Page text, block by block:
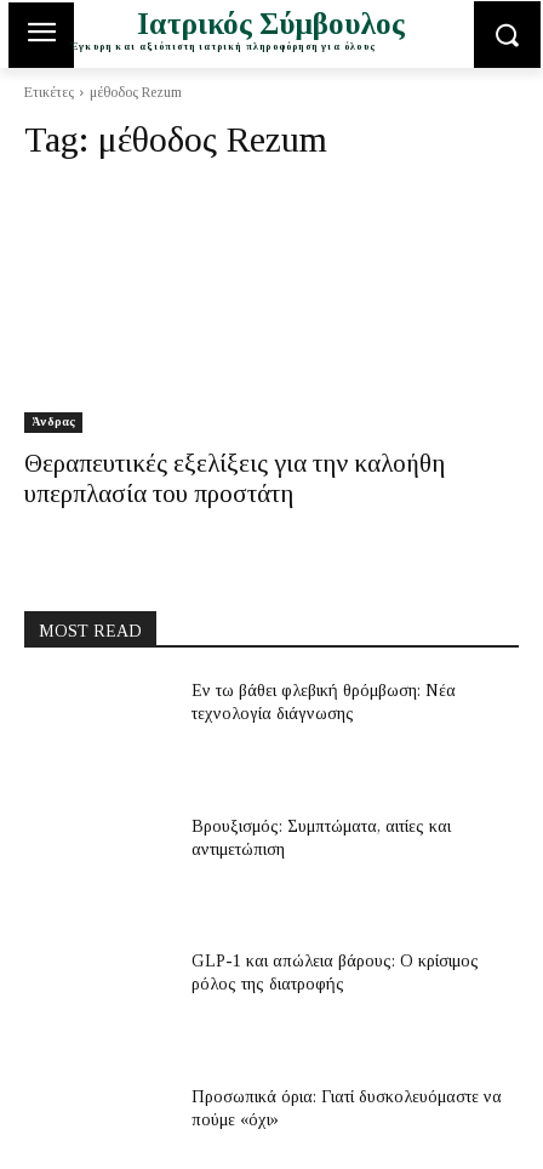
Ιατρικός Σύμβουλος
Έγκυρη και αξιόπιστη ιατρική πληροφόρηση για όλους
Ετικέτες μέθοδος Rezum
Tag: μέθοδος Rezum
Άνδρας
Θεραπευτικές εξελίξεις για την καλοήθη
υπερπλασία του προστάτη
MOST READ
Εν τω βάθει φλεβική θρόμβωση: Νέα
τεχνολογία διάγνωσης
Βρουξισμός: Συμπτώματα, αιτίες και
αντιμετώπιση
GLP-1 και απώλεια βάρους: Ο κρίσιμος
ρόλος της διατροφής
Προσωπικά όρια: Γιατί δυσκολευόμαστε να
πούμε «όχι»